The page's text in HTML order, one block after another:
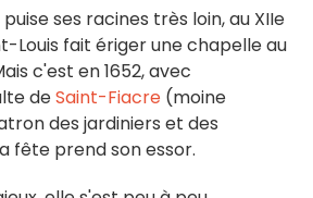
puise ses racines très loin, au XIIe
Louis fait ériger une chapelle au
c'est en 1652, avec
deSaint-Fiacre (moine
des jardiniers et des
fête prend son essor.